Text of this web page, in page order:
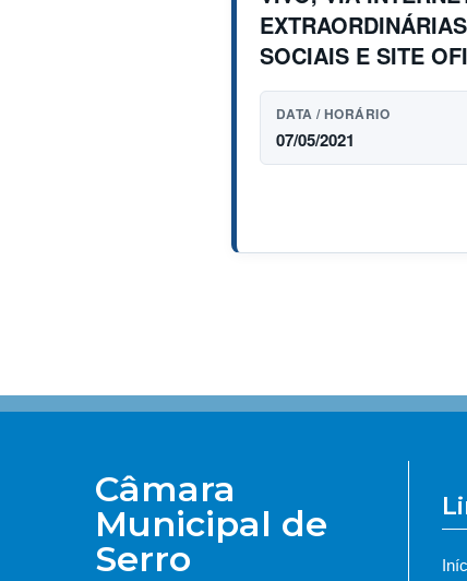
SOCIAIS E SITE
DATA / HORÁRIO
07/05/2021
Câmara
Municipal de
Serro